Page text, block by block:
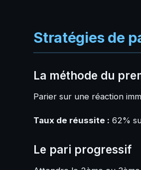
Stratégies de
La méthode du
Parier sur une réaction
Taux de réussite : 62%
Le pari progressif